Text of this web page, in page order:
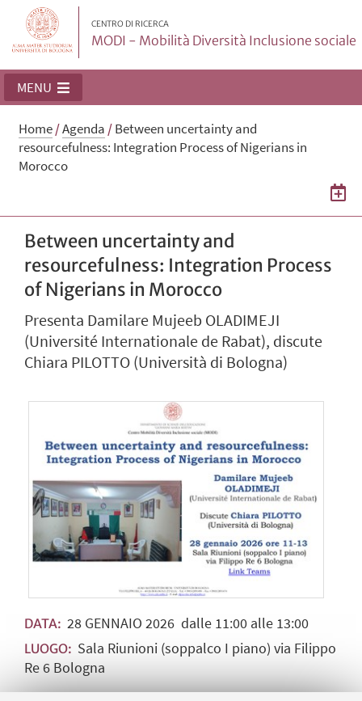
CENTRO DI RICERCA
MODI - Mobilità Diversità Inclusione sociale
MENU
Home/Agenda /Between uncertainty and
resourcefulness: Integration Process of Nigerians in
Morocco
Between uncertainty and
resourcefulness: Integration Process
of Nigerians in Morocco
Presenta Damilare Mujeeb OLADIMEJI
(Université Internationale de Rabat), discute
Chiara PILOTTO (Università di Bologna)
DATA: 28GENNAIO 2026dalle 11:00 alle 13:00
LUOGO: Sala Riunioni (soppalco I piano) via Filippo
Re 6 Bologna